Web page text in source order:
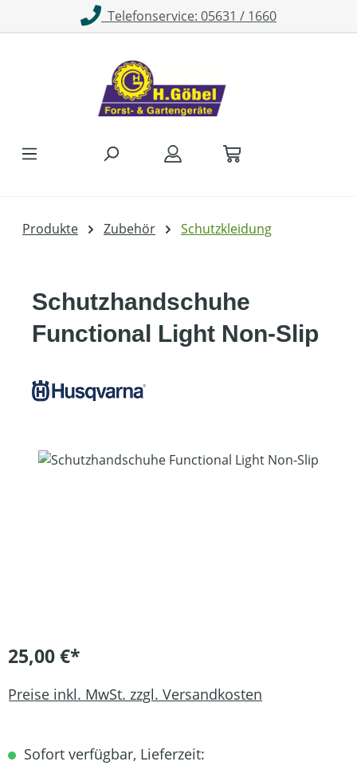
Zum Hauptinhalt springenTelefonservice: 05631 / 1660
Produkte Zubehör Schutzkleidung
Schutzhandschuhe
Functional Light Non-Slip
Bildergalerie überspringen
25,00 €*
Preise inkl. MwSt. zzgl. Versandkosten
Sofort verfügbar, Lieferzeit: